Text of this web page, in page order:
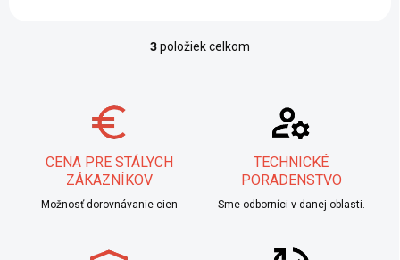
Ovládacie prvky výpisu
3položiek celkom
CENA PRE STÁLYCH
ZÁKAZNÍKOV
Možnosť dorovnávanie cien
TECHNICKÉ
PORADENSTVO
Sme odborníci v danej oblasti.